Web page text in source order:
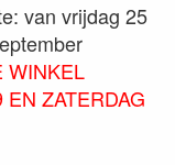
van vrijdag 25
WINKEL
ZATERDAG